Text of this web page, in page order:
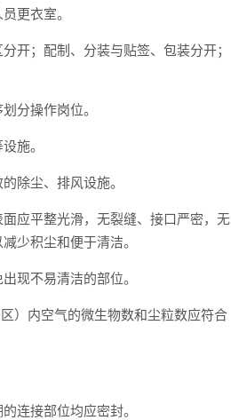
更衣室。
；配制、分装与贴签、包装分开；
分操作岗位。
施。
除尘、排风设施。
应平整光滑，无裂缝、接口严密，无
少积尘和便于清洁。
现不易清洁的部位。
）内空气的微生物数和尘粒数应符合
连接部位均应密封。